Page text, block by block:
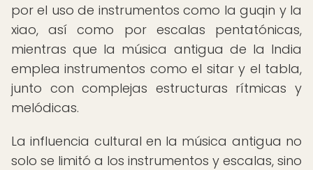
por el uso de instrumentos como la guqin y la
xiao, así como por escalas pentatónicas,
mientras que la música antigua de la India
emplea instrumentos como el sitar y el tabla,
junto con complejas estructuras rítmicas y
melódicas.
La influencia cultural en la música antigua no
solo se limitó a los instrumentos y escalas, sino